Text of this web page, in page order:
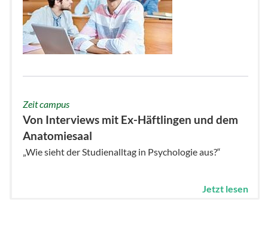
Zeit campus
Von Interviews mit Ex-Häftlingen und dem
Anatomiesaal
„Wie sieht der Studienalltag in Psychologie aus?“
Jetzt lesen